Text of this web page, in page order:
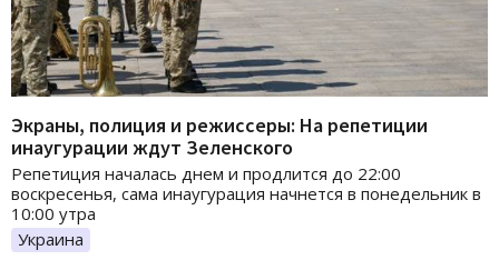
Экраны, полиция и режиссеры: На репетиции
инаугурации ждут Зеленского
Репетиция началась днем и продлится до 22:00
воскресенья, сама инаугурация начнется в понедельник в
10:00 утра
Украина